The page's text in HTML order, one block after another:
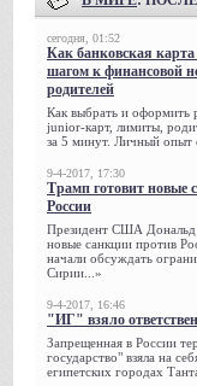
сегодня, 01:52
Как банковская
шагом к финансовой
родителей
Как выбрать и оформить
junior-карт, лимиты,
за 5 минут. Личный опыт
9-4-2017, 17:30
Трамп готовит новые
России
Президент США Дональд
новые санкции против
начали обсуждать
Сирии...»
9-4-2017, 16:46
"ИГ" взяло
Запрещенная в России
государство" взяла на
египетских городах